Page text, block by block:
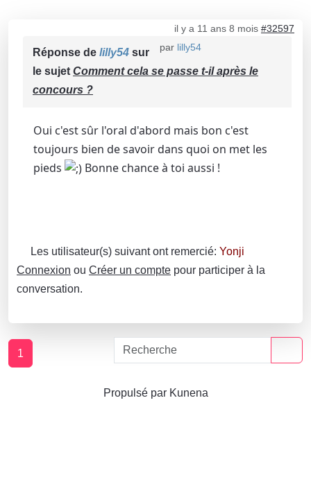
il y a 11 ans 8 mois #32597
par lilly54
Réponse de lilly54 sur
le sujet Comment cela se passe t-il après le
concours ?
Oui c'est sûr l'oral d'abord mais bon c'est
toujours bien de savoir dans quoi on met les
pieds
Bonne chance à toi aussi !
Les utilisateur(s) suivant ont remercié: Yonji
Connexion ou Créer un compte pour participer à la
conversation.
1
Propulsé par Kunena